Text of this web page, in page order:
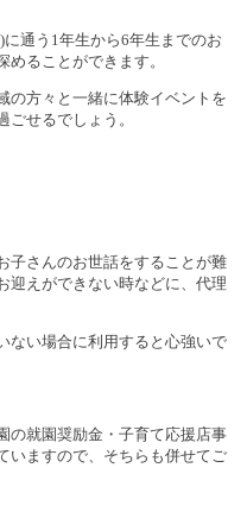
)に通う 1 年生から6年生までのお
ることができます。
の方々と一緒に体験イベントを
せるでしょう。
子さんのお世話をすることが難
迎えができない時などに、代理
ない場合に利用すると心強いで
の就園奨励金・子育て応援店事
いますので、そちらも併せてご